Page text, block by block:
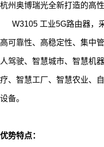
杭州奥博瑞光全新打造的高
W3105 工业5G路由器，
高可靠性、高稳定性、集中
人驾驶、智慧城市、智慧机
疗、智慧工厂、智慧农业、
设备。
优势特点：